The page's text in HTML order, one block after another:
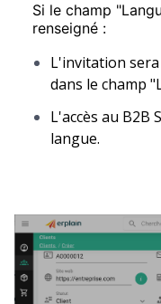
Si le champ
renseigné :
L'invitation
dans le champ
L'accès au B2B
langue.